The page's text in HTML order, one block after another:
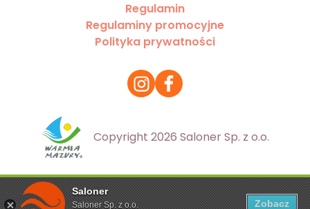
Saloner
Saloner Sp. z o.o. Zobacz
Ta strona korzysta z plików cookies. Aby dowiedzieć się
Regulamin
Regulaminy promocyjne
Polityka prywatności
Copyright 2026 Saloner Sp. z o.o.